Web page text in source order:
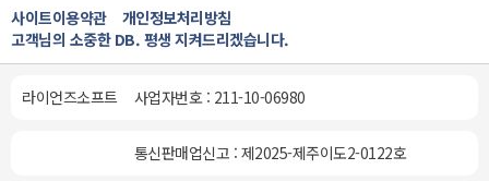
사이트이용약관
개인정보처리방침
고객님의 소중한 DB. 평생 지켜드리겠습니다.
라이언즈소프트 사업자번호 : 211-10-06980
통신판매업신고 : 제2025-제주이도2-0122호